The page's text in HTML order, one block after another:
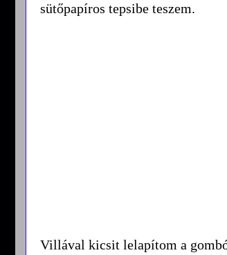
sütőpapíros tepsibe teszem.
Villával kicsit lelapítom a